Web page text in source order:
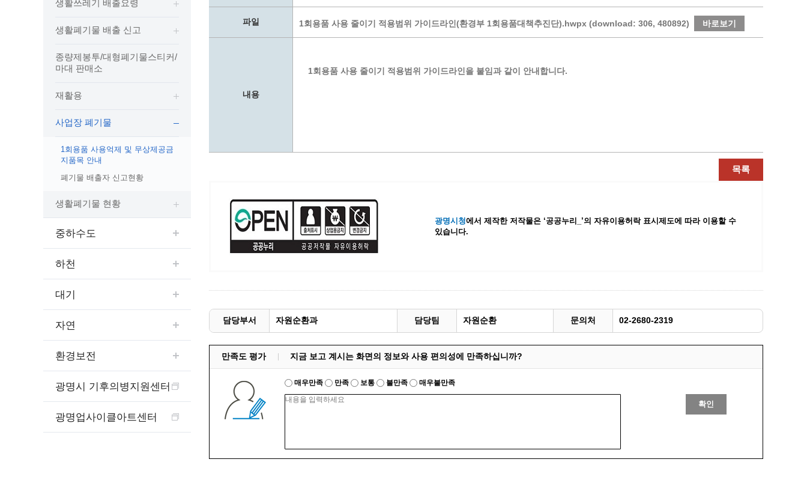
사전정보공표
행정정보공개안내
행정정보공개청구
조직정보공개
업무추진비(부서장)
인센티브 적립·사용
예산집행실명공개
행정재산 관리위탁 현황 공개
인사운영통계
겸직허가 현황
고향사랑기부제
세움터(건축 행정 시스템)
시민이용시설
민원 제증명 수수료 면제사항
행정정보공동이용
대법원인터넷등기소
110화상수화통역서비스
민원편람
출생·사망·혼인신고 등 10종에 대한 신고
절차
길고양이 중성화 신청
센터소개
상담안내
여권민원
정보통신 사용전 검사
시민과의 대화
적극행정
시민건의
고향사랑기부제
광명일자리센터
지역맞춤형 일자리 창출 지원사업
공공일자리
영화상영관 현황
박물관/미술관 현황
문화유통업 현황
문화관광 해설사
관광 편의시설업
관광 호텔업
테마파크업 현황
국가유산관
역사관
생활쓰레기 배출요령
생활폐기물 배출 신고
종량제봉투/대형폐기물스티커/
마대 판매소
재활용
사업장 폐기물
1회용품 사용억제 및 무상제공금
지품목 안내
폐기물 배출자 신고현황
생활폐기물 현황
중하수도
하천
대기
자연
환경보전
광명시 기후의병지원센터
광명업사이클아트센터
파일 1회용품 사용 줄이기 적용범위 가이드라인(환경부 1회용품대책추진단).hwpx (download: 306, 480892) 바로보기
내용
1회용품 사용 줄이기 적용범위 가이드라인을 붙임과 같이 안내합니다.
목록
광명시청에서 제작한 저작물은 ‘공공누리_’의 자유이용허락 표시제도에 따라 이용할 수
있습니다.
담당부서 자원순환과 담당팀 자원순환 문의처 02-2680-2319
만족도 평가 지금 보고 계시는 화면의 정보와 사용 편의성에 만족하십니까?
매우만족 만족 보통 불만족 매우불만족
확인